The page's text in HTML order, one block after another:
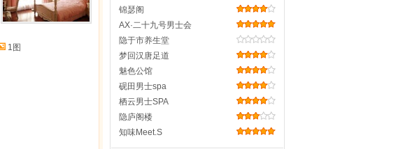
1图
锦瑟阁
AX·二十九号男士会
隐于市养生堂
梦回汉唐足道
魅色公馆
砚田男士spa
栖云男士SPA
隐庐阁楼
知味Meet.S